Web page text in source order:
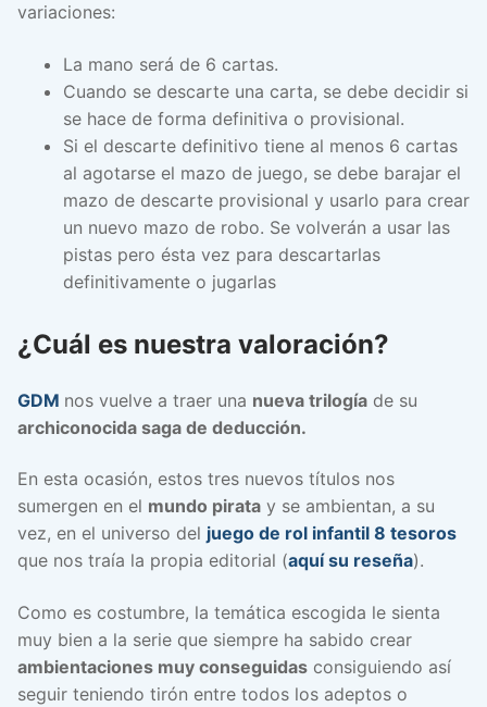
variaciones:
La mano será de 6 cartas.
Cuando se descarte una carta, se debe decidir si
se hace de forma definitiva o provisional.
Si el descarte definitivo tiene al menos 6 cartas
al agotarse el mazo de juego, se debe barajar el
mazo de descarte provisional y usarlo para crear
un nuevo mazo de robo. Se volverán a usar las
pistas pero ésta vez para descartarlas
definitivamente o jugarlas
¿Cuál es nuestra valoración?
GDM nos vuelve a traer una nueva trilogía de su
archiconocida saga de deducción.
En esta ocasión, estos tres nuevos títulos nos
sumergen en el mundo pirata y se ambientan, a su
vez, en el universo del juego de rol infantil 8 tesoros
que nos traía la propia editorial (aquí su reseña).
Como es costumbre, la temática escogida le sienta
muy bien a la serie que siempre ha sabido crear
ambientaciones muy conseguidas consiguiendo así
seguir teniendo tirón entre todos los adeptos o